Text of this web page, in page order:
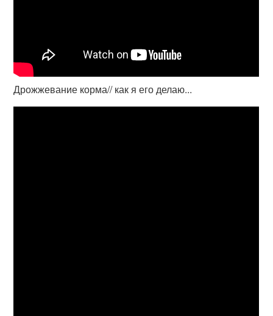
Дрожжевание корма// как я его делаю...